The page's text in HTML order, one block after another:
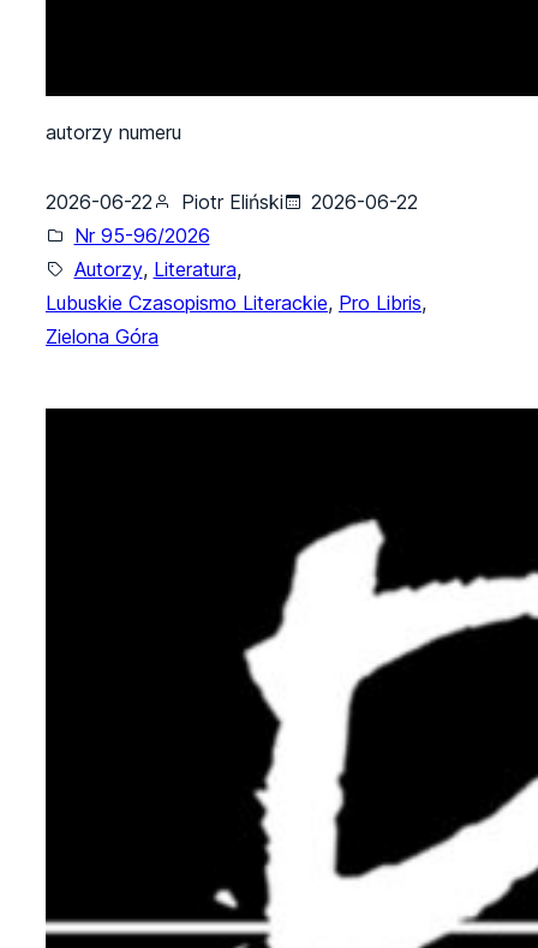
autorzy numeru
2026-06-22 Piotr Eliński
2026-06-22
Nr 95-96/2026
Autorzy, Literatura,
Lubuskie Czasopismo Literackie, Pro Libris,
Zielona Góra